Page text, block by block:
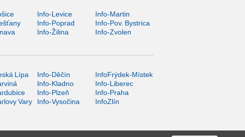
Info-Levice
Info-Martin
Info-Poprad
Info-Pov. Bystrica
Info-Žilina Info-Zvolen
Lípa Info-Děčín
InfoFrýdek-Místek
Info-Kladno
Info-Liberec
Info-Plzeň
Info-Praha
Vary Info-Vysočina InfoZlín